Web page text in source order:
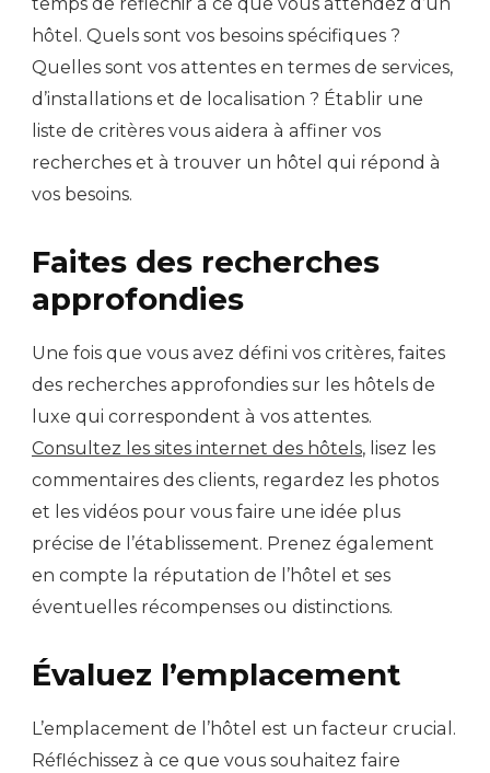
hôtel. Quels sont vos besoins spécifiques ?
Quelles sont vos attentes en termes de services,
d’installations et de localisation ? Établir une
liste de critères vous aidera à affiner vos
recherches et à trouver un hôtel qui répond à
vos besoins.
Faites des recherches
approfondies
Une fois que vous avez défini vos critères, faites
des recherches approfondies sur les hôtels de
luxe qui correspondent à vos attentes.
Consultez les sites internet des hôtels, lisez les
commentaires des clients, regardez les photos
et les vidéos pour vous faire une idée plus
précise de l’établissement. Prenez également
en compte la réputation de l’hôtel et ses
éventuelles récompenses ou distinctions.
Évaluez l’emplacement
L’emplacement de l’hôtel est un facteur crucial.
Réfléchissez à ce que vous souhaitez faire